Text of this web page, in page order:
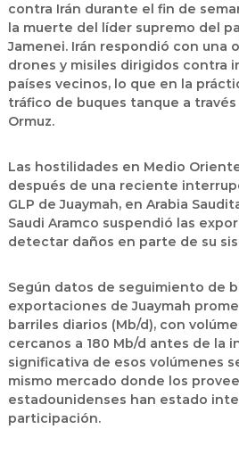
contra Irán durante el fin de
la muerte del líder supremo del
Jamenei. Irán respondió con una
drones y misiles dirigidos contra
países vecinos, lo que en la
tráfico de buques tanque a través
Ormuz.
Las hostilidades en Medio
después de una reciente
GLP deJuaymah, en Arabia
Saudi Aramco suspendió las
detectar daños en parte de su
Según datos de seguimiento de
exportaciones de Juaymah
barriles diarios (Mb/d), con
cercanos a 180 Mb/d antes de la
significativa de esos volúmenes
mismo mercado donde los
estadounidenses han estado
participación.